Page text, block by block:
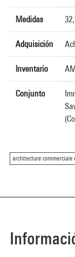
Medidas
Adquisición
Inventario
Conjunto
architecture commerciale